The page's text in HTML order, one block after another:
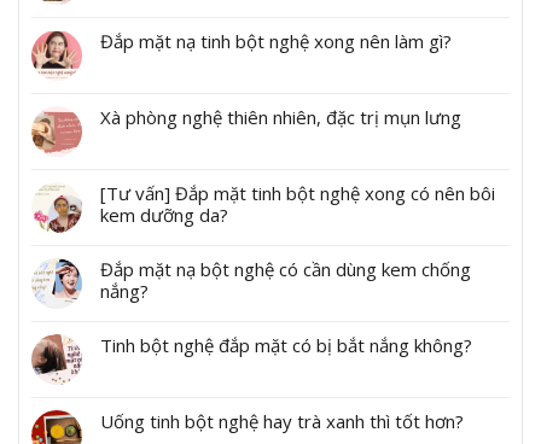
Đắp mặt nạ tinh bột nghệ xong nên làm gì?
Xà phòng nghệ thiên nhiên, đặc trị mụn lưng
[Tư vấn] Đắp mặt tinh bột nghệ xong có nên bôi
kem dưỡng da?
Đắp mặt nạ bột nghệ có cần dùng kem chống
nắng?
Tinh bột nghệ đắp mặt có bị bắt nắng không?
Uống tinh bột nghệ hay trà xanh thì tốt hơn?